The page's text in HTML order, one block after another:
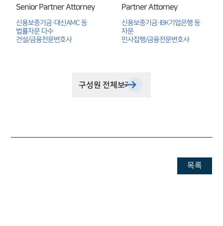
Senior Partner Attorney
신용보증기금·대신AMC 등
법률자문 다수
건설/금융전문변호사
Partner Attorney
신용보증기금·IBK기업은행 등
자문
민사집행/금융전문변호사
구성원 전체보기
목록